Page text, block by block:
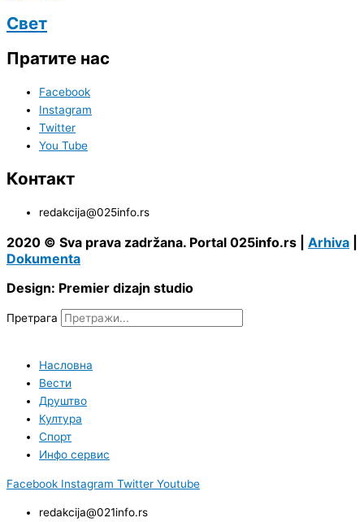
Свет
Пратите нас
Facebook
Instagram
Twitter
You Tube
Контакт
redakcija@025info.rs
2020 © Sva prava zadržana. Portal 025info.rs | Arhiva
Dokumenta
Design: Premier dizajn studio
Претрага
Насловна
Вести
Друштво
Култура
Спорт
Инфо сервис
Facebook Instagram Twitter Youtube
redakcija@021info.rs